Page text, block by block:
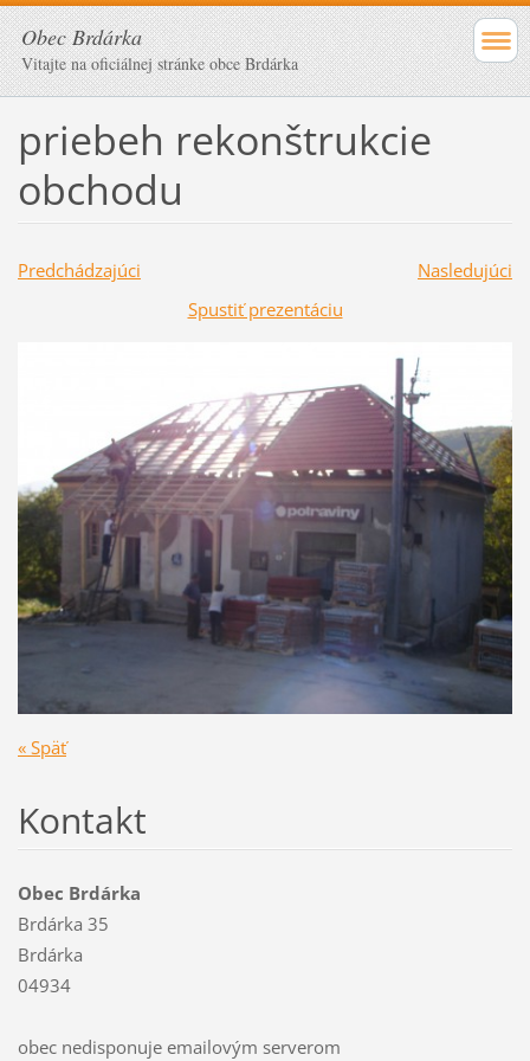
Obec Brdárka
Vitajte na oficiálnej stránke obce Brdárka
priebeh rekonštrukcie
obchodu
Predchádzajúci
Nasledujúci
Spustiť prezentáciu
« Späť
Kontakt
Obec Brdárka
Brdárka 35
Brdárka
04934
obec nedisponuje emailovým serverom